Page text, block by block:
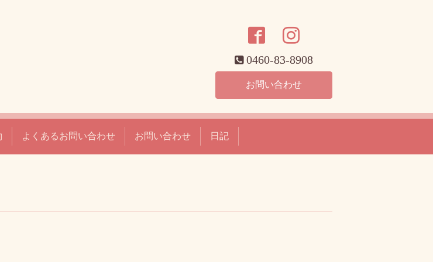
0460-83-8908
お問い合わせ
よくあるお問い合わせ お問い合わせ 日記